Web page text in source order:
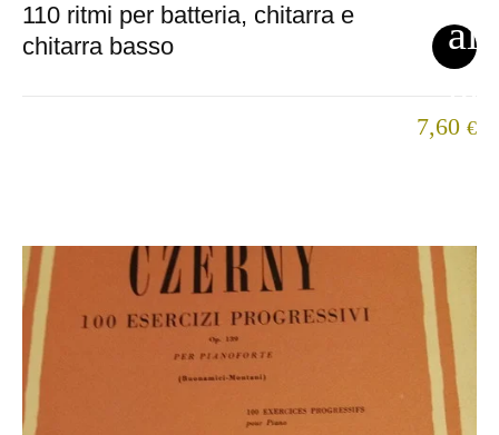
110 ritmi per batteria, chitarra e
chitarra basso
7,60 €